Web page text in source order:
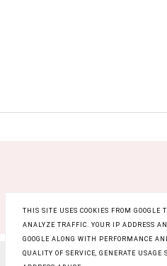
THIS SITE USES COOKIES FROM GOOGLE
ANALYZE TRAFFIC. YOUR IP ADDRESS
GOOGLE ALONG WITH PERFORMANCE
QUALITY OF SERVICE, GENERATE USAGE